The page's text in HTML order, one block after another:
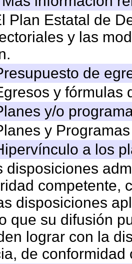
Plan Estatal de
y las
de
y fórmulas
y/o
y
a los
disposiciones
competente,
disposiciones
que su difusión
lograr con la
de